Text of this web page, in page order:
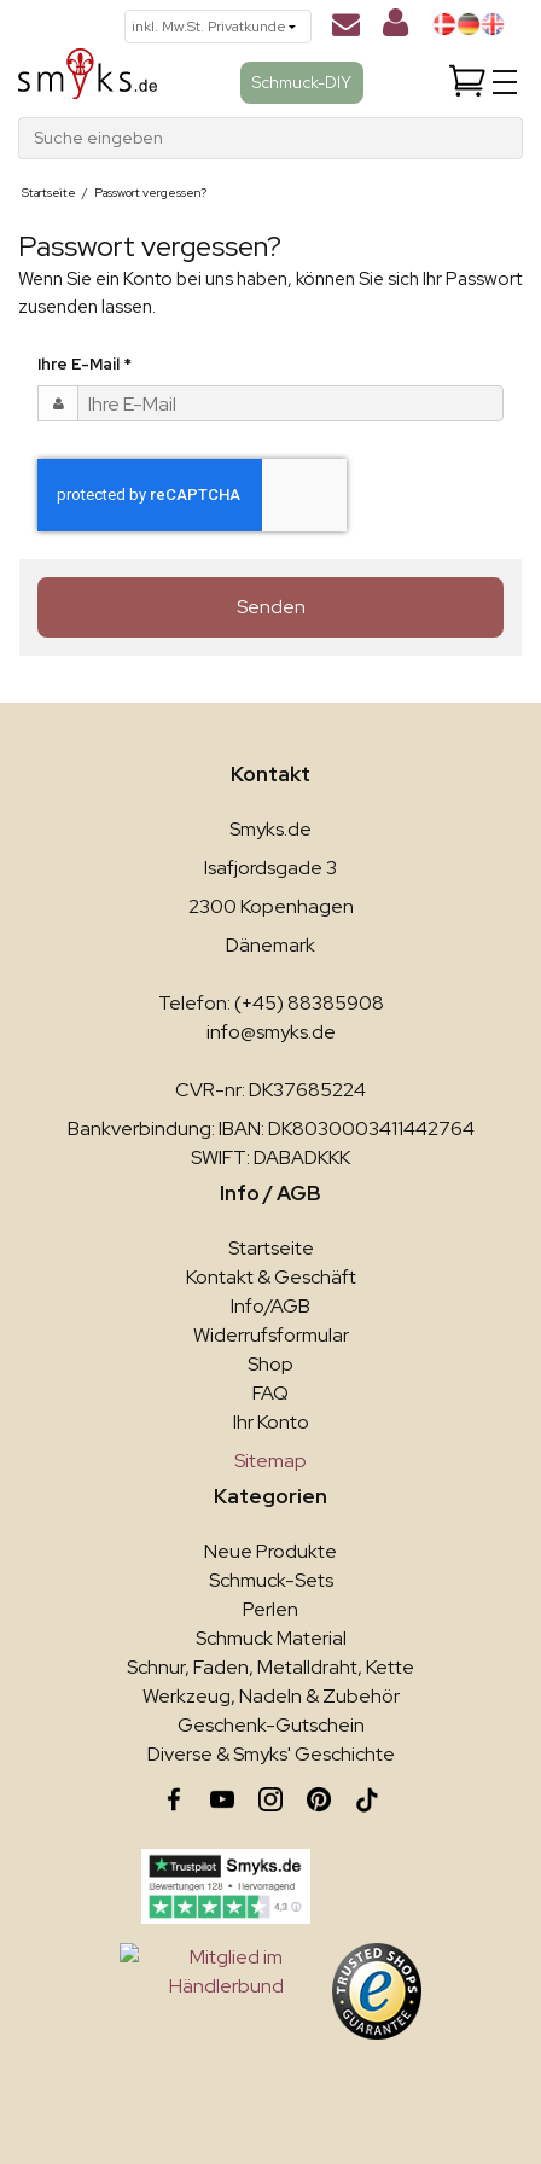
Schmuck-DIY
Suche eingeben
Startseite / Passwort vergessen?
Passwort vergessen?
Wenn Sie ein Konto bei uns haben, können Sie sich Ihr Passwort
zusenden lassen.
Ihre E-Mail *
Senden
Kontakt
Smyks.de
Isafjordsgade 3
2300 Kopenhagen
Dänemark
Telefon: (+45) 88385908
info@smyks.de
CVR-nr: DK37685224
Bankverbindung: IBAN: DK8030003411442764
SWIFT: DABADKKK
Info / AGB
Startseite
Kontakt & Geschäft
Info/AGB
Widerrufsformular
Shop
FAQ
Ihr Konto
Sitemap
Kategorien
Neue Produkte
Schmuck-Sets
Perlen
Schmuck Material
Schnur, Faden, Metalldraht, Kette
Werkzeug, Nadeln & Zubehör
Geschenk-Gutschein
Diverse & Smyks' Geschichte